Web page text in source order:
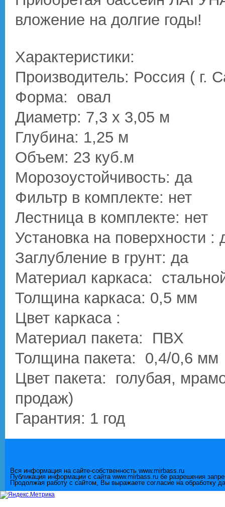
вложение на долгие годы!
Характеристики:
Производитель: Россия ( г.
Форма: овал
Диаметр: 7,3 х 3,05 м
Глубина: 1,25 м
Объем: 23 куб.м
Морозоустойчивость: да
Фильтр в комплекте: нет
Лестница в комплекте: нет
Установка на поверхности :
Заглубление в грунт: да
Материал каркаса:
Толщина каркаса: 0,5 мм
Цвет каркаса :
Материал пакета: ПВХ
Толщина пакета: 0,4/0,6 мм
Цвет пакета: голубая,
продаж)
Гарантия: 1 год
Вся информация на сайте-собственность www.mirbass.ru
Публикация информации с сайта www.mirbass.ru бе разрешения
Продолжая работу с сайтом, Вы выражаете согласие на обработку